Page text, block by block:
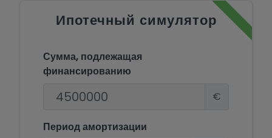
Ипотечный симулятор
Сумма, подлежащая
финансированию
€
Период амортизации